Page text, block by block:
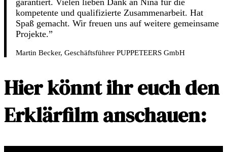
garantiert. Vielen lieben Dank an Nina für die
kompetente und qualifizierte Zusammenarbeit. Hat
Spaß gemacht. Wir freuen uns auf weitere gemeinsame
Projekte.”
Martin Becker, Geschäftsführer PUPPETEERS GmbH
Hier könnt ihr euch den
Erklärfilm anschauen: